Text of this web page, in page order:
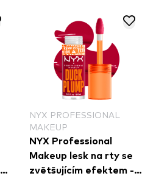
NYX PROFESSIONAL
MAKEUP
NYX Professional
Makeup lesk na rty se
zvětšujícím efektem -